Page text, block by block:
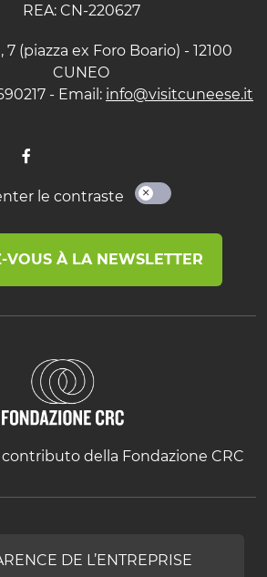
REA: CN-220627
7 (piazza ex Foro Boario) - 12100
CUNEO
- Email: info@visitcuneese.it
le contraste
VOUS À LA NEWSLETTER
contributo della Fondazione CRC
DE L’ENTREPRISE